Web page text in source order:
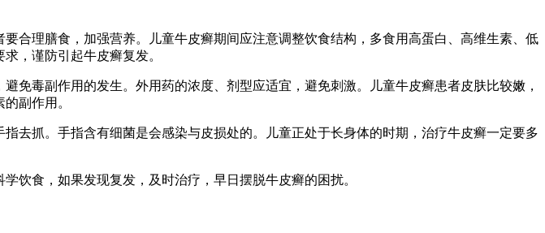
合理膳食，加强营养。儿童牛皮癣期间应注意调整饮食结构，多食用高蛋白、高维生素、低
，谨防引起牛皮癣复发。
免毒副作用的发生。外用药的浓度、剂型应适宜，避免刺激。儿童牛皮癣患者皮肤比较嫩，
副作用。
去抓。手指含有细菌是会感染与皮损处的。儿童正处于长身体的时期，治疗牛皮癣一定要多
饮食，如果发现复发，及时治疗，早日摆脱牛皮癣的困扰。